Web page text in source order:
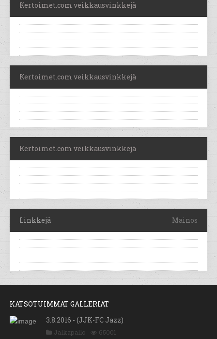
Kertoimet.com veikkausvinkkejä
Kertoimet.com veikkausvinkkejä
Kertoimet.com veikkausvinkkejä
Linkkejä Mainos
KATSOTUIMMAT GALLERIAT
3.8.2016 - (JJK-FC Jazz)
Jalkapallo 65001